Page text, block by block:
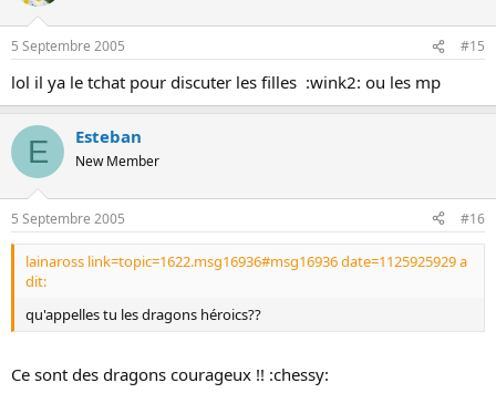
5 Septembre 2005 #15
lol il ya le tchat pour discuter les filles :wink2: ou les mp
E Esteban
New Member
5 Septembre 2005 #16
lainaross link=topic=1622.msg16936#msg16936 date=1125925929 a
dit:
qu'appelles tu les dragons héroics??
Ce sont des dragons courageux !! :chessy: